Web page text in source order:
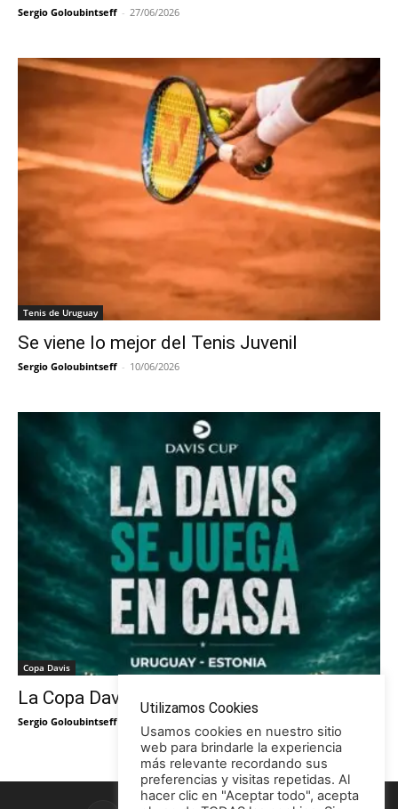
Sergio Goloubintseff - 27/06/2026
Tenis de Uruguay
Se viene lo mejor del Tenis Juvenil
Sergio Goloubintseff - 10/06/2026
Copa Davis
La Copa Davis vuelve al Círculo
Sergio Goloubintseff
Utilizamos Cookies
Usamos cookies en nuestro sitio
web para brindarle la experiencia
más relevante recordando sus
preferencias y visitas repetidas. Al
hacer clic en "Aceptar todo", acepta